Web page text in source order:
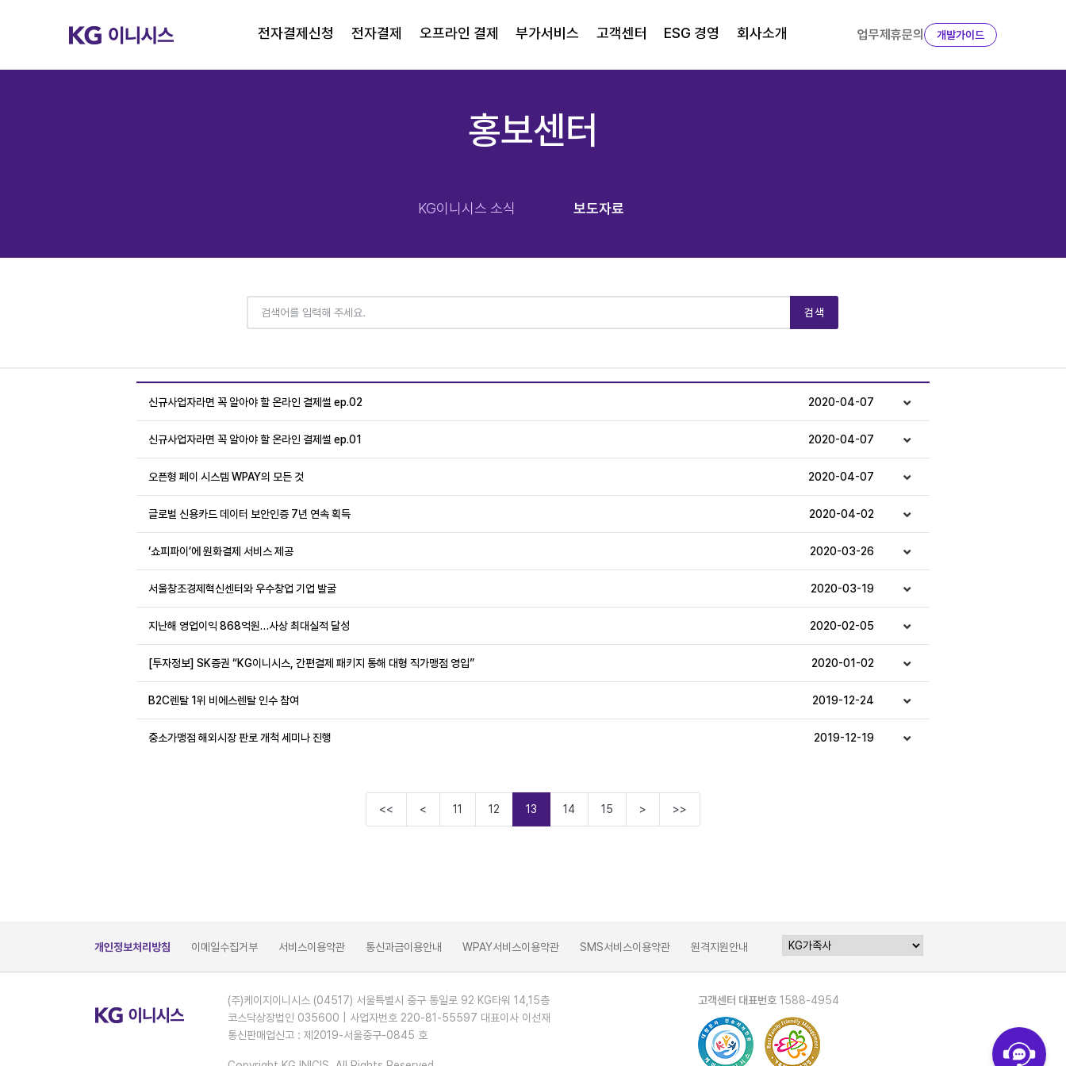
전자결제신청 전자결제 오프라인 결제 부가서비스 고객센터 ESG 경영 회사소개 업무제휴문의 개발가이드
홍보센터
KG이니시스 소식 보도자료
검색
신규사업자라면 꼭 알아야 할 온라인 결제썰 ep.02 2020-04-07
신규사업자라면 꼭 알아야 할 온라인 결제썰 ep.01 2020-04-07
오픈형 페이 시스템 WPAY의 모든 것 2020-04-07
글로벌 신용카드 데이터 보안인증 7년 연속 획득 2020-04-02
‘쇼피파이’에 원화결제 서비스 제공 2020-03-26
서울창조경제혁신센터와 우수창업 기업 발굴 2020-03-19
지난해 영업이익 868억원…사상 최대실적 달성 2020-02-05
[투자정보] SK증권 “KG이니시스, 간편결제 패키지 통해 대형 직가맹점 영입” 2020-01-02
B2C렌탈 1위 비에스렌탈 인수 참여 2019-12-24
중소가맹점 해외시장 판로 개척 세미나 진행 2019-12-19
<< < 11 12 13 14 15 > >>
개인정보처리방침 이메일수집거부 서비스이용약관 통신과금이용안내 WPAY서비스이용약관 SMS서비스이용약관 원격지원안내
(주)케이지이니시스 (04517) 서울특별시 중구 통일로 92 KG타워 14,15층
코스닥상장법인 035600 | 사업자번호 220-81-55597 대표이사 이선재
통신판매업신고 : 제2019-서울중구-0845 호
고객센터 대표번호 1588-4954